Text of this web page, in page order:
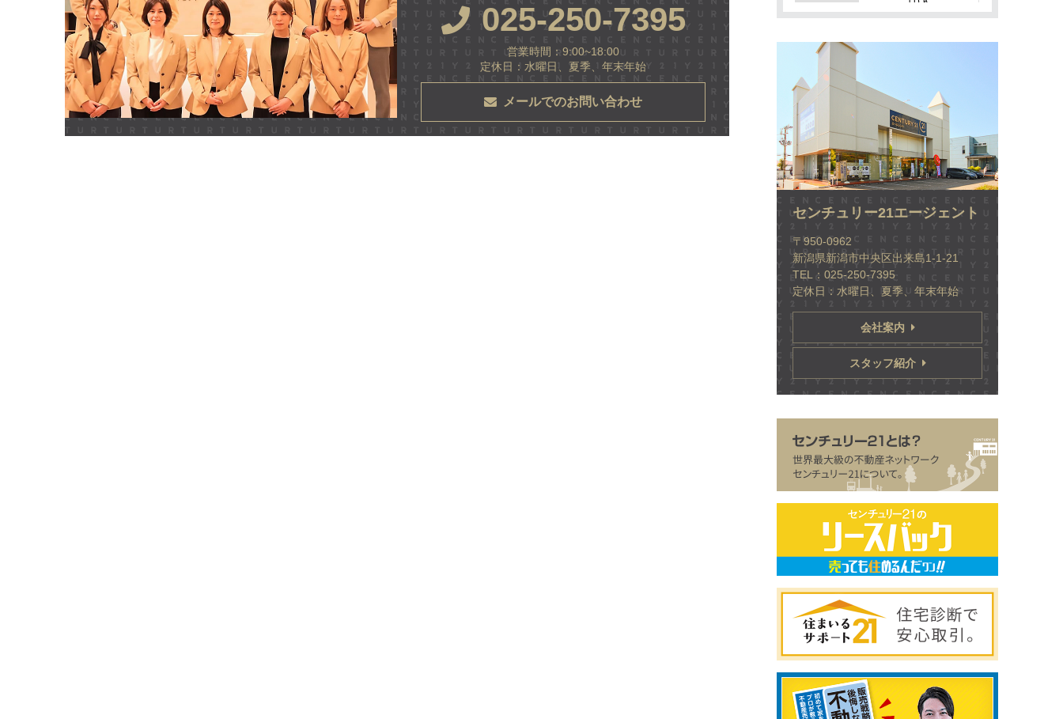
025-250-7395
営業時間：9:00~18:00
定休日：水曜日、夏季、年末年始
メールでのお問い合わせ
センチュリー21エージェント
〒950-0962
新潟県新潟市中央区出来島1-1-21
TEL：025-250-7395
定休日：水曜日、夏季、年末年始
会社案内
スタッフ紹介